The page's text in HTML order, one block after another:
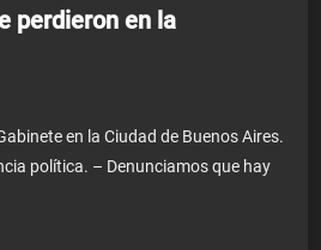
perdieron en la
en la Ciudad de Buenos Aires.
política. – Denunciamos que hay